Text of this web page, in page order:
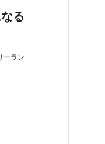
る
ーラン